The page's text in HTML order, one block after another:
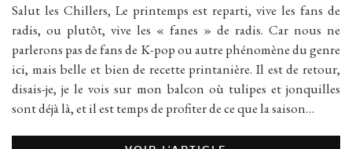
Salut les Chillers, Le printemps est reparti, vive les fans de
radis, ou plutôt, vive les « fanes » de radis. Car nous ne
parlerons pas de fans de K-pop ou autre phénomène du genre
ici, mais belle et bien de recette printanière. Il est de retour,
disais-je, je le vois sur mon balcon où tulipes et jonquilles
sont déjà là, et il est temps de profiter de ce que la saison…